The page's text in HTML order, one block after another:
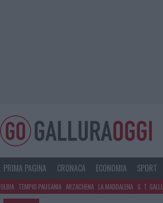
PRIMA PAGINA CRONACA ECONOMIA SPORT
OLBIA TEMPIO PAUSANIA ARZACHENA LA MADDALENA S. T.